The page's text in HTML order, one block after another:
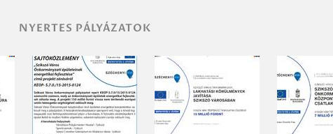
NYERTES PÁLYÁZATOK